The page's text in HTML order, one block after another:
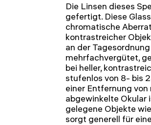
Die Linsen dieses
gefertigt. Diese
chromatische
kontrastreicher
an der
mehrfachvergütet,
bei heller,
stufenlos von 8- bis
einer Entfernung
abgewinkelte Okular
gelegene Objekte
sorgt generell für